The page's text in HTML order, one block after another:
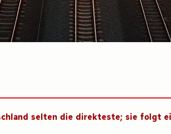
selten die direkteste; sie folgt